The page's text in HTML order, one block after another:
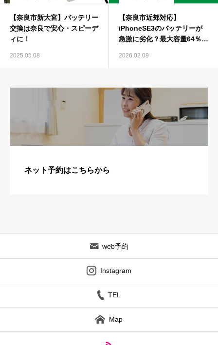
【奈良市新大宮】バッテリー
交換は奈良で安心・スピーデ
ィに！
2025.05.08
【奈良市近郊対応】
iPhoneSE3のバッテリーが
急激に劣化？最大容量64％の
2026.02.09
ネット予約はこちらから
web予約
Instagram
TEL
Map